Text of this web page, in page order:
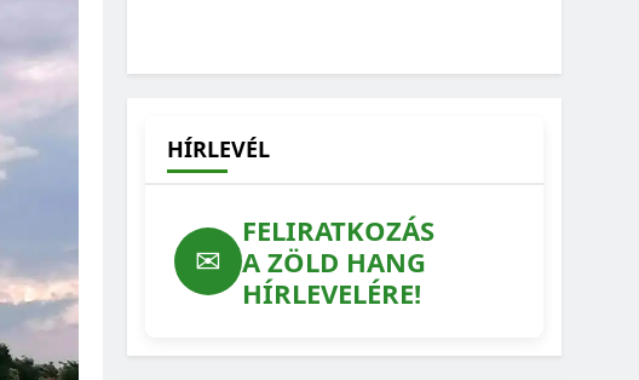
HÍRLEVÉL
✉
FELIRATKOZÁS
A ZÖLD HANG
HÍRLEVELÉRE!